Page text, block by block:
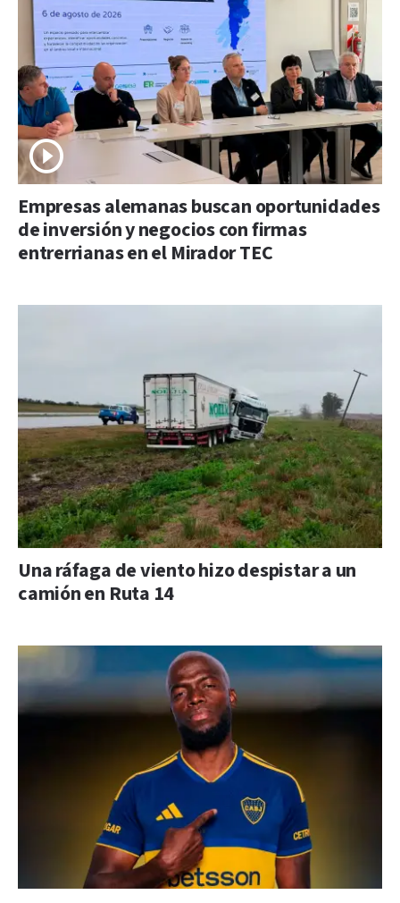
Empresas alemanas buscan oportunidades
de inversión y negocios con firmas
entrerrianas en el Mirador TEC
Una ráfaga de viento hizo despistar a un
camión en Ruta 14